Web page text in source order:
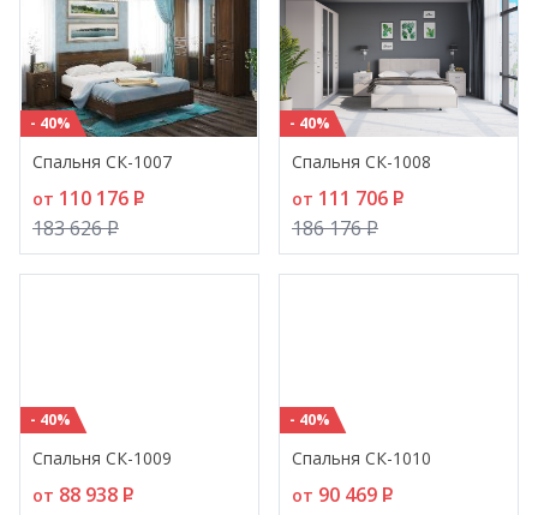
- 40%
Спальня СК-1007
от 110 176 P
183 626P
- 40%
Спальня СК-1008
от 111 706 P
186 176P
- 40%
Спальня СК-1009
от 88 938 P
- 40%
Спальня СК-1010
от 90 469 P